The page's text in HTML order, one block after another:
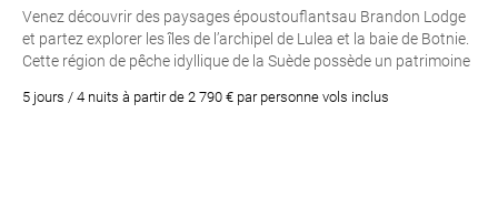
Venez découvrir des paysages époustouflantsau Brandon Lodge
et partez explorer les îles de l’archipel de Lulea et la baie de Botnie.
Cette région de pêche idyllique de la Suède possède un patrimoine
5 jours / 4 nuits à partir de 2 790 € par personne vols inclus